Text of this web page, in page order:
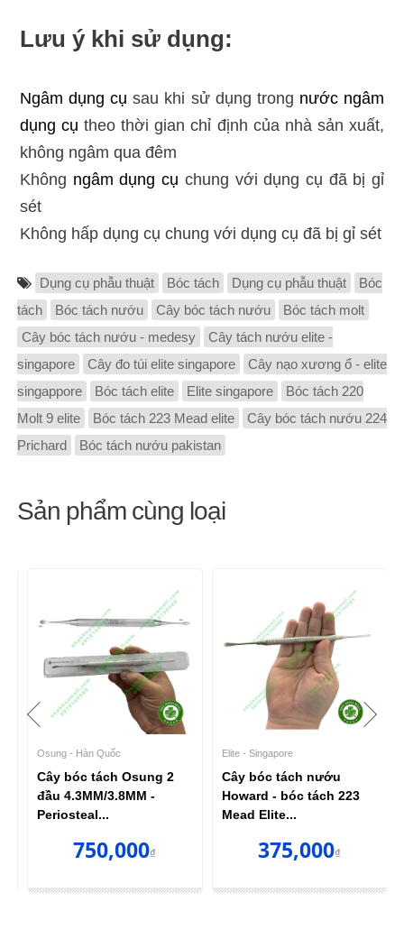
Lưu ý khi sử dụng:
Ngâm dụng cụ sau khi sử dụng trong nước ngâm
dụng cụ theo thời gian chỉ định của nhà sản xuất,
không ngâm qua đêm
Không ngâm dụng cụ chung với dụng cụ đã bị gỉ
sét
Không hấp dụng cụ chung với dụng cụ đã bị gỉ sét
Dụng cụ phẫu thuật Bóc tách Dụng cụ phẫu thuật
Bóc
tách
Bóc tách nướu Cây bóc tách nướu
Bóc tách molt
Cây bóc tách nướu - medesy
Cây tách nướu elite -
singapore
Cây đo túi elite singapore
Cây nạo xương ổ - elite
singappore
Bóc tách elite Elite singapore
Bóc tách 220
Molt 9 elite
Bóc tách 223 Mead elite
Cây bóc tách nướu 224
Prichard
Bóc tách nướu pakistan
Sản phẩm cùng loại
Osung - Hàn Quốc
Cây bóc tách Osung 2
đầu 4.3MM/3.8MM -
Periosteal...
750,000₫
Elite - Singapore
Cây bóc tách nướu
Howard - bóc tách 223
Mead Elite...
375,000₫